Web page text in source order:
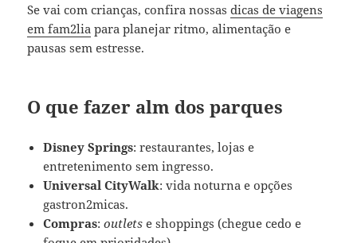
Se vai com crianças, confira nossasdicas de viagens
em fam2lia para planejar ritmo, alimentação e
pausas sem estresse.
O que fazer alm dos parques
Disney Springs: restaurantes, lojas e
entretenimento sem ingresso.
Universal CityWalk: vida noturna e opções
gastron2micas.
Compras:outlets e shoppings (chegue cedo e